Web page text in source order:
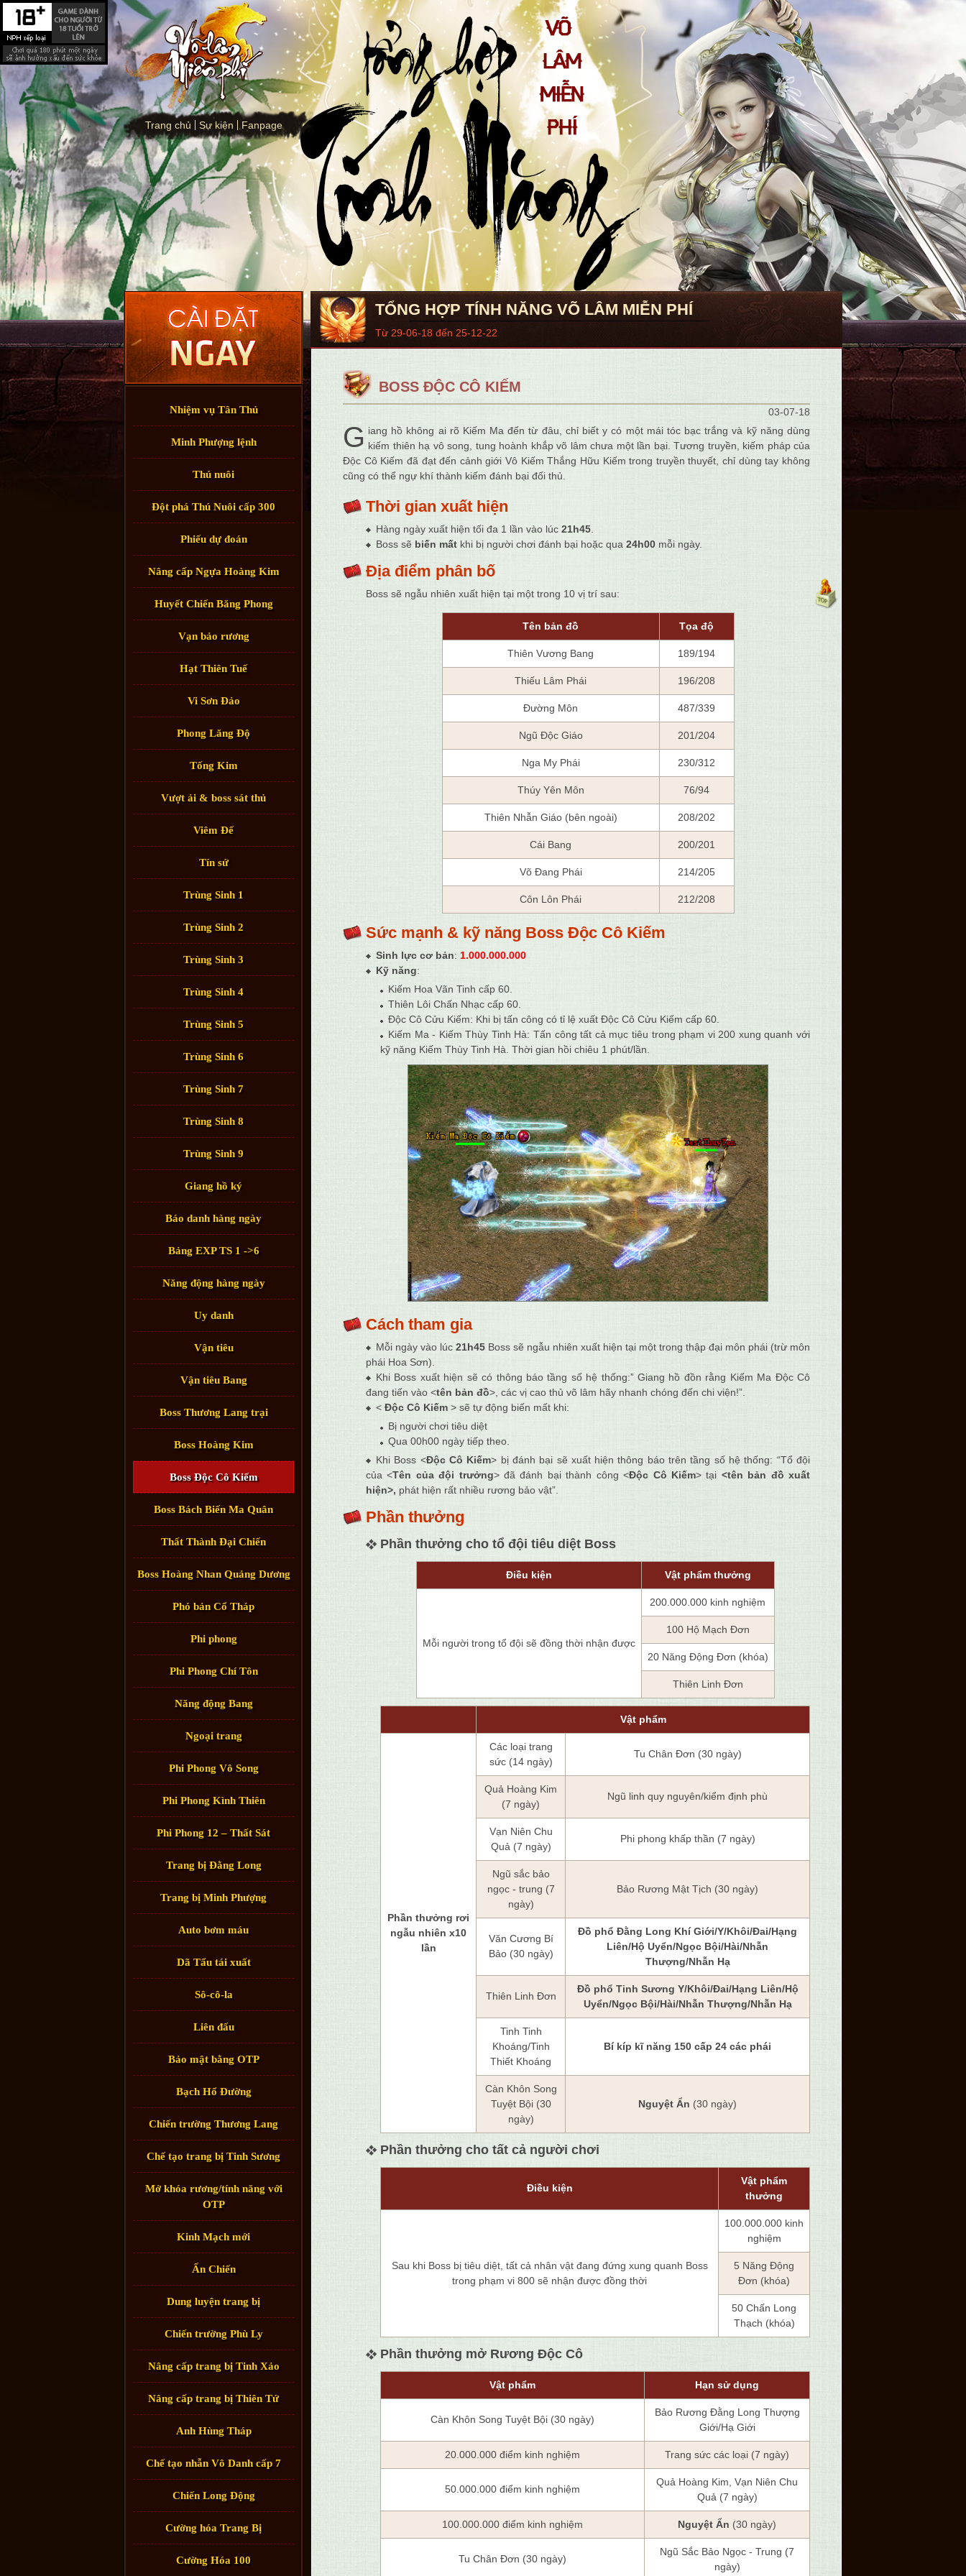
Trang chủ Sự kiện Fanpage
Nhiệm vụ Tân Thủ
Minh Phượng lệnh
Thú nuôi
Đột phá Thú Nuôi cấp 300
Phiếu dự đoán
Nâng cấp Ngựa Hoàng Kim
Huyết Chiến Băng Phong
Vạn bảo rương
Hạt Thiên Tuế
Vi Sơn Đảo
Phong Lăng Độ
Tống Kim
Vượt ải & boss sát thủ
Viêm Đế
Tín sứ
Trùng Sinh 1
Trùng Sinh 2
Trùng Sinh 3
Trùng Sinh 4
Trùng Sinh 5
Trùng Sinh 6
Trùng Sinh 7
Trùng Sinh 8
Trùng Sinh 9
Giang hồ ký
Báo danh hàng ngày
Bảng EXP TS 1 ->6
Năng động hàng ngày
Uy danh
Vận tiêu
Vận tiêu Bang
Boss Thương Lang trại
Boss Hoàng Kim
Boss Độc Cô Kiếm
Boss Bách Biến Ma Quân
Thất Thành Đại Chiến
Boss Hoàng Nhan Quảng Dương
Phó bản Cổ Tháp
Phi phong
Phi Phong Chí Tôn
Năng động Bang
Ngoại trang
Phi Phong Vô Song
Phi Phong Kình Thiên
Phi Phong 12 – Thất Sát
Trang bị Đằng Long
Trang bị Minh Phượng
Auto bơm máu
Dã Tẩu tái xuất
Sô-cô-la
Liên đấu
Bảo mật bằng OTP
Bạch Hổ Đường
Chiến trường Thương Lang
Chế tạo trang bị Tinh Sương
Mở khóa rương/tính năng với
OTP
Kinh Mạch mới
Ấn Chiến
Dung luyện trang bị
Chiến trường Phù Ly
Nâng cấp trang bị Tinh Xảo
Nâng cấp trang bị Thiên Tứ
Anh Hùng Tháp
Chế tạo nhẫn Vô Danh cấp 7
Chiến Long Động
Cường hóa Trang Bị
Cường Hóa 100
TỔNG HỢP TÍNH NĂNG VÕ LÂM MIỄN PHÍ
Từ 29-06-18 đến 25-12-22
BOSS ĐỘC CÔ KIẾM
03-07-18
G iang hồ không ai rõ Kiếm Ma đến từ đâu, chỉ biết y có một mái tóc bạc trắng và kỹ năng dùng
kiếm thiên hạ vô song, tung hoành khắp võ lâm chưa một lần bại. Tương truyền, kiếm pháp của
Độc Cô Kiếm đã đạt đến cảnh giới Vô Kiếm Thắng Hữu Kiếm trong truyền thuyết, chỉ dùng tay không
cũng có thể ngự khí thành kiếm đánh bại đối thủ.
Thời gian xuất hiện
Hàng ngày xuất hiện tối đa 1 lần vào lúc 21h45
Boss sẽ biến mất khi bị người chơi đánh bại hoặc qua 24h00 mỗi ngày.
Địa điểm phân bố
Boss sẽ ngẫu nhiên xuất hiện tại một trong 10 vị trí sau:
Tên bản đồ Tọa độ
Thiên Vương Bang 189/194
Thiếu Lâm Phái 196/208
Đường Môn 487/339
Ngũ Độc Giáo 201/204
Nga My Phái 230/312
Thúy Yên Môn 76/94
Thiên Nhẫn Giáo (bên ngoài) 208/202
Cái Bang 200/201
Võ Đang Phái 214/205
Côn Lôn Phái 212/208
Sức mạnh & kỹ năng Boss Độc Cô Kiếm
Sinh lực cơ bản: 1.000.000.000
Kỹ năng:
Kiếm Hoa Vãn Tinh cấp 60.
Thiên Lôi Chấn Nhạc cấp 60.
Độc Cô Cửu Kiếm: Khi bị tấn công có tỉ lệ xuất Độc Cô Cửu Kiếm cấp 60.
Kiếm Ma - Kiếm Thùy Tinh Hà: Tấn công tất cả mục tiêu trong phạm vi 200 xung quanh với
kỹ năng Kiếm Thùy Tinh Hà. Thời gian hồi chiêu 1 phút/lần.
Cách tham gia
Mỗi ngày vào lúc 21h45 Boss sẽ ngẫu nhiên xuất hiện tại một trong thập đại môn phái (trừ môn
phái Hoa Sơn).
Khi Boss xuất hiện sẽ có thông báo tầng số hệ thống:” Giang hồ đồn rằng Kiếm Ma Độc Cô
đang tiến vào <tên bản đồ>, các vị cao thủ võ lâm hãy nhanh chóng đến chi viện!”.
< Độc Cô Kiếm > sẽ tự động biến mất khi:
Bị người chơi tiêu diệt
Qua 00h00 ngày tiếp theo.
Khi Boss <Độc Cô Kiếm> bị đánh bại sẽ xuất hiện thông báo trên tầng số hệ thống: “Tổ đội
của <Tên của đội trưởng> đã đánh bại thành công <Độc Cô Kiếm> tại <tên bản đồ xuất
hiện>, phát hiện rất nhiều rương bảo vật”.
Phần thưởng
Phần thưởng cho tổ đội tiêu diệt Boss
Điều kiện Vật phẩm thưởng
Mỗi người trong tổ đội sẽ đồng thời nhận được
200.000.000 kinh nghiệm
100 Hộ Mạch Đơn
20 Năng Động Đơn (khóa)
Thiên Linh Đơn
Vật phẩm
Phần thưởng rơi
ngẫu nhiên x10
lần
Các loại trang
sức (14 ngày)
Tu Chân Đơn (30 ngày)
Quả Hoàng Kim
(7 ngày)
Ngũ linh quy nguyên/kiểm định phù
Vạn Niên Chu
Quả (7 ngày)
Phi phong khấp thần (7 ngày)
Ngũ sắc bảo
ngọc - trung (7
ngày)
Bảo Rương Mật Tịch (30 ngày)
Văn Cương Bí
Bảo (30 ngày)
Đồ phổ Đằng Long Khí Giới/Y/Khôi/Đai/Hạng
Liên/Hộ Uyển/Ngọc Bội/Hài/Nhẫn
Thượng/Nhẫn Hạ
Thiên Linh Đơn
Đồ phổ Tinh Sương Y/Khôi/Đai/Hạng Liên/Hộ
Uyển/Ngọc Bội/Hài/Nhẫn Thượng/Nhẫn Hạ
Tinh Tinh
Khoáng/Tinh
Thiết Khoáng
Bí kíp kĩ năng 150 cấp 24 các phái
Càn Khôn Song
Tuyệt Bội (30
ngày)
Nguyệt Ẩn (30 ngày)
Phần thưởng cho tất cả người chơi
Điều kiện
Vật phẩm
thưởng
Sau khi Boss bị tiêu diệt, tất cả nhân vật đang đứng xung quanh Boss
trong phạm vi 800 sẽ nhận được đồng thời
100.000.000 kinh
nghiệm
5 Năng Động
Đơn (khóa)
50 Chấn Long
Thạch (khóa)
Phần thưởng mở Rương Độc Cô
Vật phẩm Hạn sử dụng
Càn Khôn Song Tuyệt Bội (30 ngày)
Bảo Rương Đằng Long Thượng
Giới/Hạ Giới
20.000.000 điểm kinh nghiệm Trang sức các loại (7 ngày)
50.000.000 điểm kinh nghiệm
Quả Hoàng Kim, Vạn Niên Chu
Quả (7 ngày)
100.000.000 điểm kinh nghiệm Nguyệt Ẩn (30 ngày)
Tu Chân Đơn (30 ngày)
Ngũ Sắc Bảo Ngọc - Trung (7
ngày)